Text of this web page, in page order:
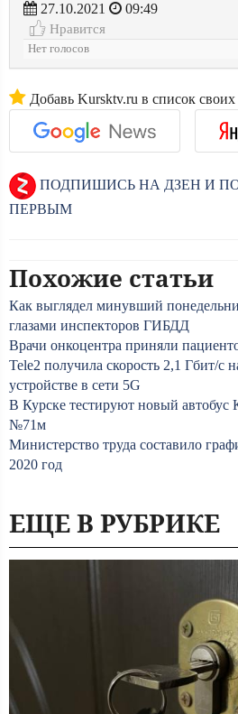
27.10.2021
09:49
Нравится
Нет голосов
Добавь Kursktv.ru в список
ПОДПИШИСЬ НА ДЗЕН И
ПЕРВЫМ
Похожие статьи
Как выглядел минувший
глазами инспекторов ГИБДД
Врачи онкоцентра приняли
Tele2 получила скорость 2,1 Гбит/c
устройстве в сети 5G
В Курске тестируют новый
№71м
Министерство труда составило
2020 год
ЕЩЕ В РУБРИКЕ